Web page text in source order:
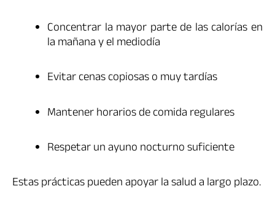
Concentrar la mayor parte de las calorías en
la mañana y el mediodía
Evitar cenas copiosas o muy tardías
Mantener horarios de comida regulares
Respetar un ayuno nocturno suficiente
Estas prácticas pueden apoyar la salud a largo plazo.